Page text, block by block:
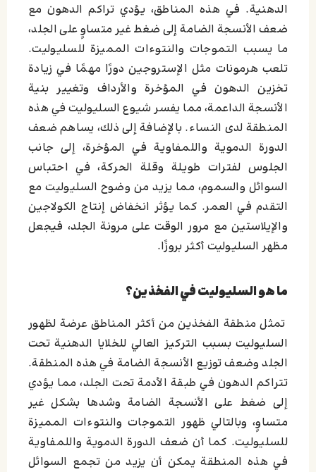
الدهنية. في هذه المناطق، يؤدي تراكم الدهون مع
ضعف الأنسجة الضامة إلى ضغط غير متساوٍ على الجلد،
ما يسبب التموجات والنتوءات المميزة للسليوليت.
تلعب هرمونات مثل الإستروجين دورًا مهمًا في زيادة
تخزين الدهون في المؤخرة والأرداف وتغيير بنية
الأنسجة الداعمة، مما يفسر شيوع السليوليت في هذه
المنطقة لدى النساء. بالإضافة إلى ذلك، يساهم ضعف
الدورة الدموية واللمفاوية في المؤخرة، إلى جانب
الجلوس لفترات طويلة وقلة الحركة، في احتباس
السوائل والسموم، مما يزيد من وضوح السليوليت مع
التقدم في العمر. كما يؤثر انخفاض إنتاج الكولاجين
والإيلاستين مع مرور الوقت على مرونة الجلد، فيجعل
مظهر السليوليت أكثر بروزًا.
ما هو السليوليت في الفخذين؟
تمثل منطقة الفخذين من أكثر المناطق عرضة لظهور
السليوليت بسبب التركيز العالي للخلايا الدهنية تحت
الجلد وضعف توزيع الأنسجة الضامة في هذه المنطقة.
تتراكم الدهون في طبقة الأدمة تحت الجلد، مما يؤدي
إلى ضغط على الأنسجة الضامة وشدها بشكل غير
متساوٍ، وبالتالي ظهور التموجات والنتوءات المميزة
للسليوليت. كما أن ضعف الدورة الدموية واللمفاوية
في هذه المنطقة يمكن أن يزيد من تجمع السوائل